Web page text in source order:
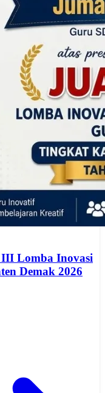
Lomba Inovasi
Demak 2026